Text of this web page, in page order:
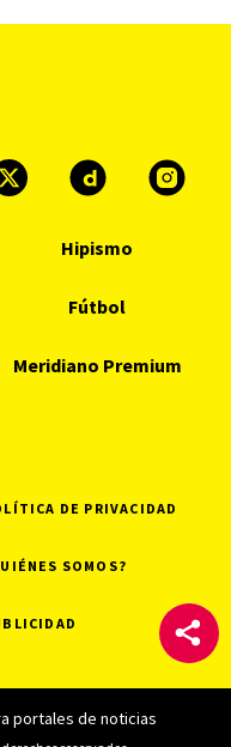
Hipismo
Fútbol
Meridiano Premium
DE PRIVACIDAD
SOMOS?
portales de noticias